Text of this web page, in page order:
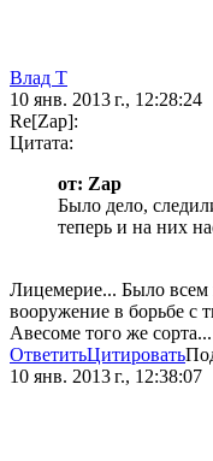
Влад Т
10 янв. 2013 г., 12:28:24
Re[Zap]:
Цитата:
от: Zap
Было дело,
теперь и на них
Лицемерие... Было всем
вооружение в борьбе с
Авесоме того же сорта...
ОтветитьЦитировать
10 янв. 2013 г., 12:38:07